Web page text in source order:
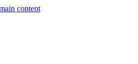
content